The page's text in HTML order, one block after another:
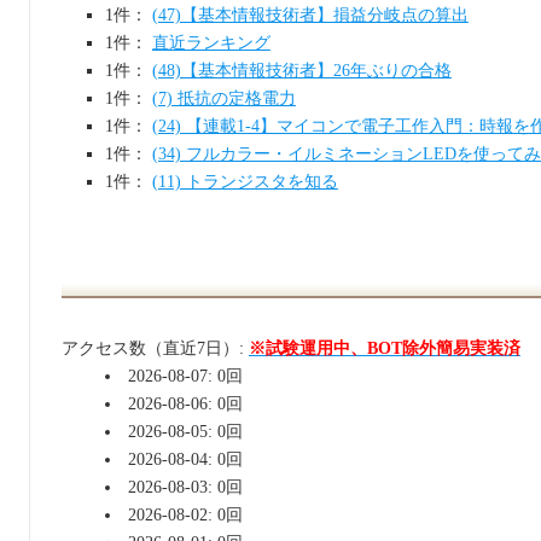
1件： (47)【基本情報技術者】損益分岐点の算出
1件： 直近ランキング
1件： (48)【基本情報技術者】26年ぶりの合格
1件： (7) 抵抗の定格電力
1件： (24) 【連載1-4】マイコンで電子工作入門：時報を
1件： (34) フルカラー・イルミネーションLEDを使ってみ
1件： (11) トランジスタを知る
アクセス数（直近7日）: ※試験運用中、BOT除外簡易実装済
2026-08-07: 0回
2026-08-06: 0回
2026-08-05: 0回
2026-08-04: 0回
2026-08-03: 0回
2026-08-02: 0回